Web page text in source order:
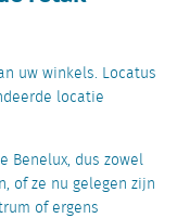
uw winkels. Locatus
locatie
Benelux, dus zowel
of ze nu gelegen zijn
of ergens